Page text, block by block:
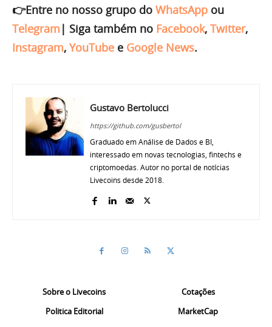
👉Entre no nosso grupo do WhatsApp ou
Telegram | Siga também no Facebook, Twitter,
Instagram, YouTube e Google News.
Gustavo Bertolucci
https://github.com/gusbertol
Graduado em Análise de Dados e BI,
interessado em novas tecnologias, fintechs e
criptomoedas. Autor no portal de notícias
Livecoins desde 2018.
Sobre o Livecoins
Politica Editorial
Cotações
MarketCap